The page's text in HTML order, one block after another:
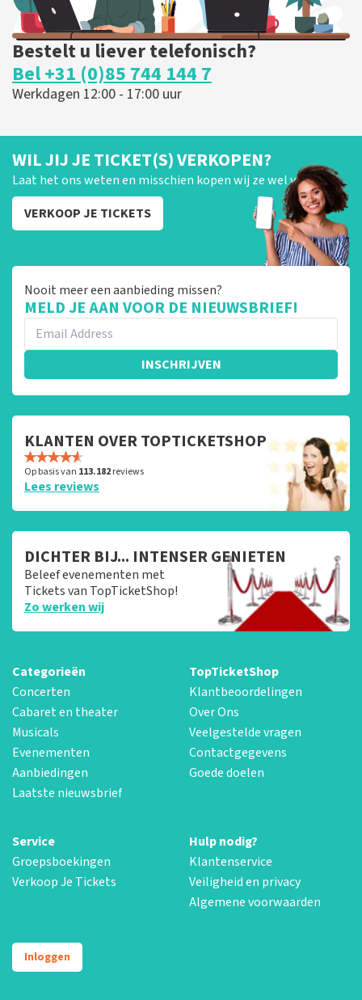
Bestelt u liever telefonisch?
Bel +31 (0)85 744 144 7
Werkdagen 12:00 - 17:00 uur
WIL JIJ JE TICKET(S) VERKOPEN?
Laat het ons weten en misschien kopen wij ze wel van je!
VERKOOP JE TICKETS
Nooit meer een aanbieding missen?
MELD JE AAN VOOR DE NIEUWSBRIEF!
INSCHRIJVEN
KLANTEN OVER TOPTICKETSHOP
Op basis van 113.182reviews
Lees reviews
DICHTER BIJ... INTENSER GENIETEN
Beleef evenementen met
Tickets van TopTicketShop!
Zo werken wij
Categorieën
Concerten
Cabaret en theater
Musicals
Evenementen
Aanbiedingen
Laatste nieuwsbrief
TopTicketShop
Klantbeoordelingen
Over Ons
Veelgestelde vragen
Contactgegevens
Goede doelen
Service
Groepsboekingen
Verkoop Je Tickets
Hulp nodig?
Klantenservice
Veiligheid en privacy
Algemene voorwaarden
Inloggen